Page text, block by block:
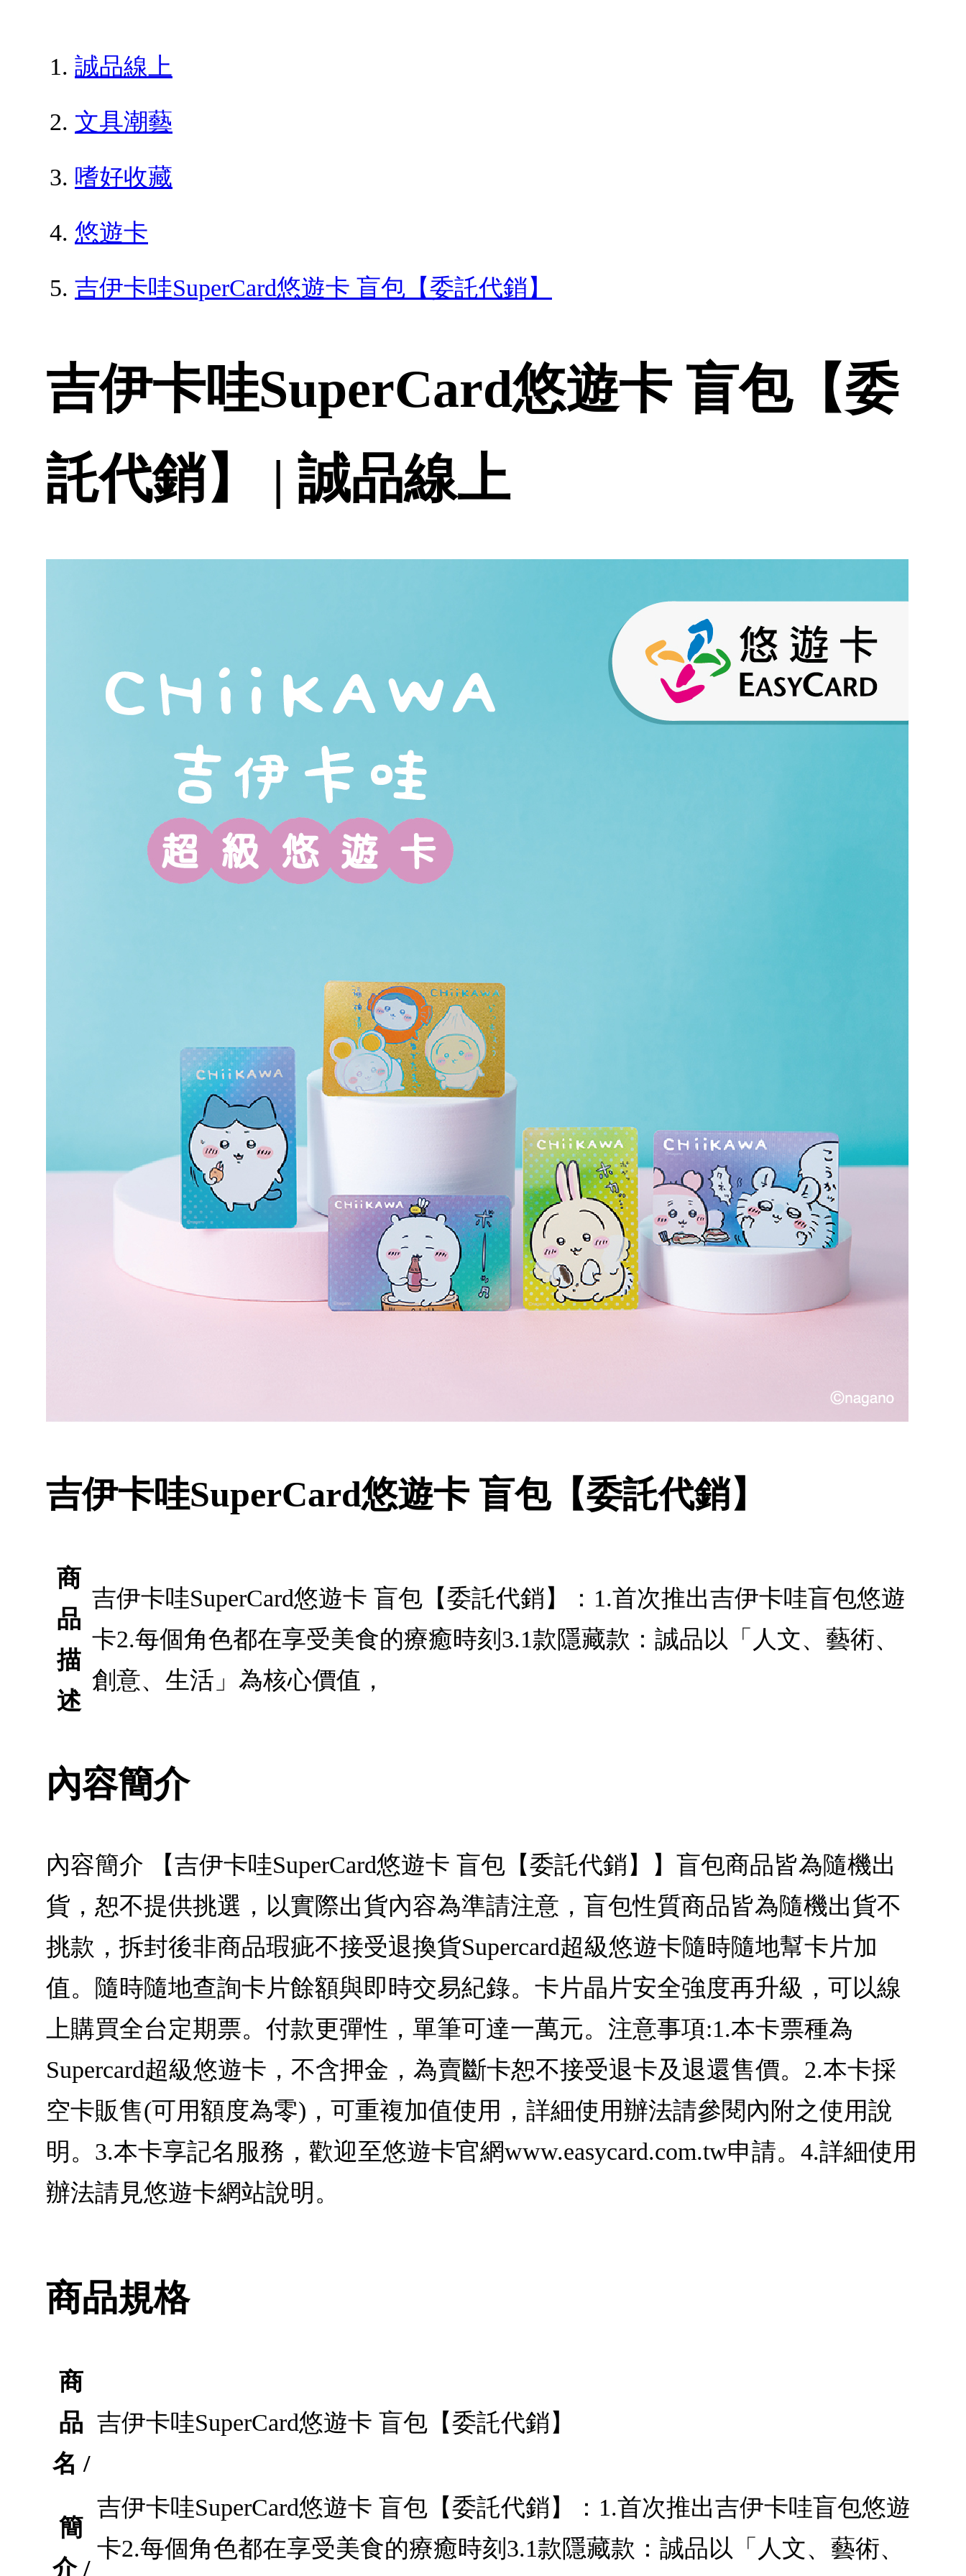
誠品線上
文具潮藝
嗜好收藏
悠遊卡
吉伊卡哇SuperCard悠遊卡 盲包【委託代銷】
吉伊卡哇SuperCard悠遊卡 盲包【委
託代銷】 | 誠品線上
吉伊卡哇SuperCard悠遊卡 盲包【委託代銷】
商
品
描
述
吉伊卡哇SuperCard悠遊卡 盲包【委託代銷】：1.首次推出吉伊卡哇盲包悠遊
卡2.每個角色都在享受美食的療癒時刻3.1款隱藏款：誠品以「人文、藝術、
創意、生活」為核心價值，
內容簡介
內容簡介 【吉伊卡哇SuperCard悠遊卡 盲包【委託代銷】】盲包商品皆為隨機出
貨，恕不提供挑選，以實際出貨內容為準請注意，盲包性質商品皆為隨機出貨不
挑款，拆封後非商品瑕疵不接受退換貨Supercard超級悠遊卡隨時隨地幫卡片加
值。隨時隨地查詢卡片餘額與即時交易紀錄。卡片晶片安全強度再升級，可以線
上購買全台定期票。付款更彈性，單筆可達一萬元。注意事項:1.本卡票種為
Supercard超級悠遊卡，不含押金，為賣斷卡恕不接受退卡及退還售價。2.本卡採
空卡販售(可用額度為零)，可重複加值使用，詳細使用辦法請參閱內附之使用說
明。3.本卡享記名服務，歡迎至悠遊卡官網www.easycard.com.tw申請。4.詳細使用
辦法請見悠遊卡網站說明。
商品規格
商
品
名 /
吉伊卡哇SuperCard悠遊卡 盲包【委託代銷】
簡
介 /
吉伊卡哇SuperCard悠遊卡 盲包【委託代銷】：1.首次推出吉伊卡哇盲包悠遊
卡2.每個角色都在享受美食的療癒時刻3.1款隱藏款：誠品以「人文、藝術、